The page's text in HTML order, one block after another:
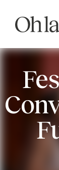
contenido